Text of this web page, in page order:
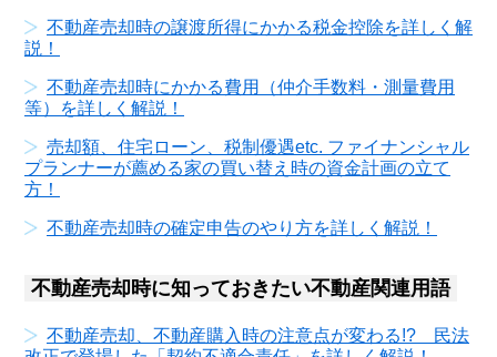
不動産売却時の譲渡所得にかかる税金控除を詳しく解
説！
不動産売却時にかかる費用（仲介手数料・測量費用
等）を詳しく解説！
売却額、住宅ローン、税制優遇etc. ファイナンシャル
プランナーが薦める家の買い替え時の資金計画の立て
方！
不動産売却時の確定申告のやり方を詳しく解説！
不動産売却時に知っておきたい不動産関連用語
不動産売却、不動産購入時の注意点が変わる!? 民法